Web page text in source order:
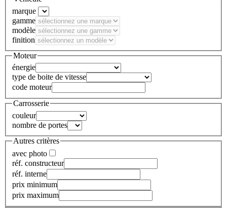
marque
gamme
modèle
finition
Moteur
énergie
type de boite de vitesse
code moteur
Carrosserie
couleur
nombre de portes
Autres critères
avec photo
réf. constructeur
réf. interne
prix minimum
prix maximum